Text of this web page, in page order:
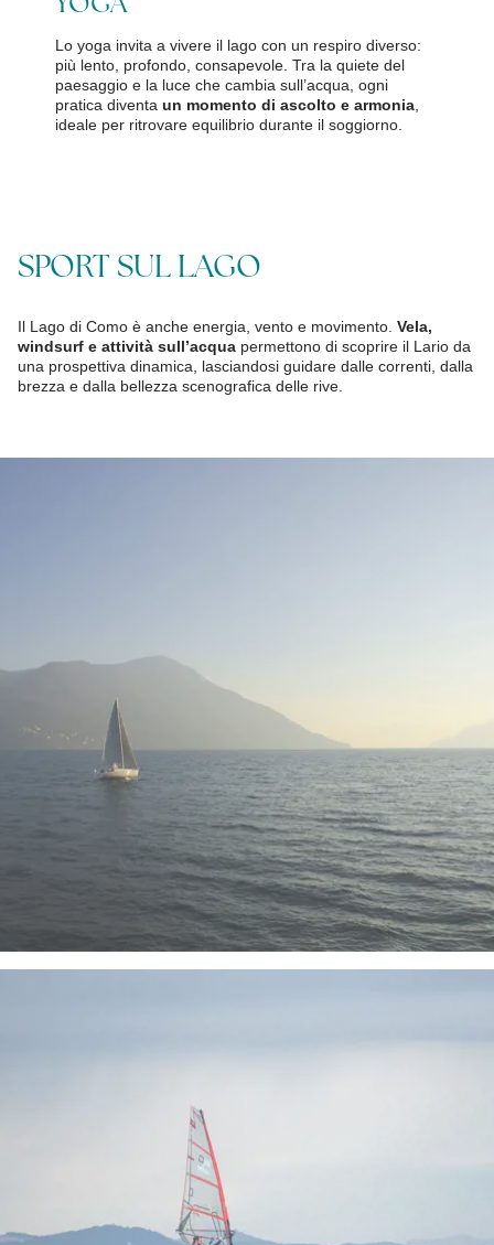
Lo yoga invita a vivere il lago con un respiro diverso:
più lento, profondo, consapevole. Tra la quiete del
paesaggio e la luce che cambia sull’acqua, ogni
pratica diventa un momento di ascolto e armonia
ideale per ritrovare equilibrio durante il soggiorno.
SPORT SUL LAGO
Il Lago di Como è anche energia, vento e movimento. Vela,
windsurf e attività sull’acqua permettono di scoprire il Lario da
una prospettiva dinamica, lasciandosi guidare dalle correnti, dalla
brezza e dalla bellezza scenografica delle rive.